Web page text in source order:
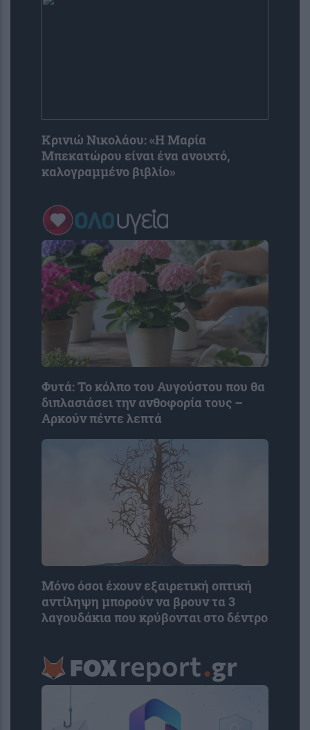
Κρινιώ Νικολάου: «Η Μαρία
Μπεκατώρου είναι ένα ανοιχτό,
καλογραμμένο βιβλίο»
Φυτά: Το κόλπο του Αυγούστου που θα
διπλασιάσει την ανθοφορία τους –
Αρκούν πέντε λεπτά
Μόνο όσοι έχουν εξαιρετική οπτική
αντίληψη μπορούν να βρουν τα 3
λαγουδάκια που κρύβονται στο δέντρο